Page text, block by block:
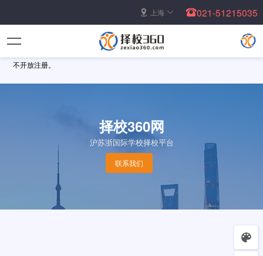
上海 021-51215035
不开放注册。
择校360网
沪苏浙国际学校择校平台
联系我们